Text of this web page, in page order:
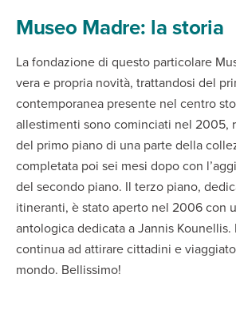
Museo Madre: la storia
La fondazione di questo particolare
vera e propria novità, trattandosi del
contemporanea presente nel centro
allestimenti sono cominciati nel 2005,
del primo piano di una parte della
completata poi sei mesi dopo con
del secondo piano. Il terzo piano,
itineranti, è stato aperto nel 2006 con
antologica dedicata a Jannis Kounellis.
continua ad attirare cittadini e
mondo. Bellissimo!